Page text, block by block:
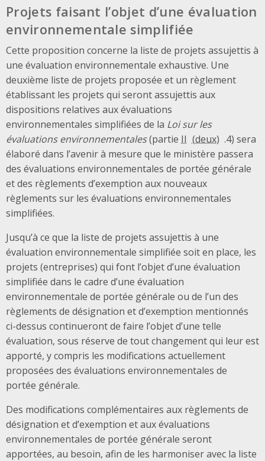
Projets faisant l’objet d’une évaluation
environnementale simplifiée
Cette proposition concerne la liste de projets assujettis à
une évaluation environnementale exhaustive. Une
deuxième liste de projets proposée et un règlement
établissant les projets qui seront assujettis aux
dispositions relatives aux évaluations
environnementales simplifiées de la Loi sur les
évaluations environnementales(partie II
.4) sera
élaboré dans l’avenir à mesure que le ministère passera
des évaluations environnementales de portée générale
et des règlements d’exemption aux nouveaux
règlements sur les évaluations environnementales
simplifiées.
Jusqu’à ce que la liste de projets assujettis à une
évaluation environnementale simplifiée soit en place, les
projets (entreprises) qui font l’objet d’une évaluation
simplifiée dans le cadre d’une évaluation
environnementale de portée générale ou de l’un des
règlements de désignation et d’exemption mentionnés
ci-dessus continueront de faire l’objet d’une telle
évaluation, sous réserve de tout changement qui leur est
apporté, y compris les modifications actuellement
proposées des évaluations environnementales de
portée générale.
Des modifications complémentaires aux règlements de
désignation et d’exemption et aux évaluations
environnementales de portée générale seront
apportées, au besoin, afin de les harmoniser avec la liste